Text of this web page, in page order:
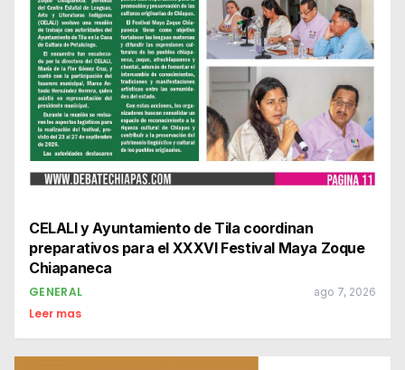
CELALI y Ayuntamiento de Tila coordinan
preparativos para el XXXVI Festival Maya Zoque
Chiapaneca
GENERAL ago 7, 2026
Leer mas